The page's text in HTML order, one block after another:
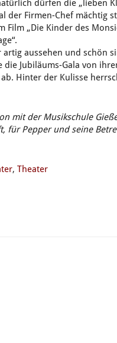
dürfen die „lieben
der Firmen-Chef mächtig
Film „Die Kinder des
aussehen und schön
Jubiläums-Gala von
Hinter der Kulisse
mit der Musikschule
für Pepper und seine
,Theater